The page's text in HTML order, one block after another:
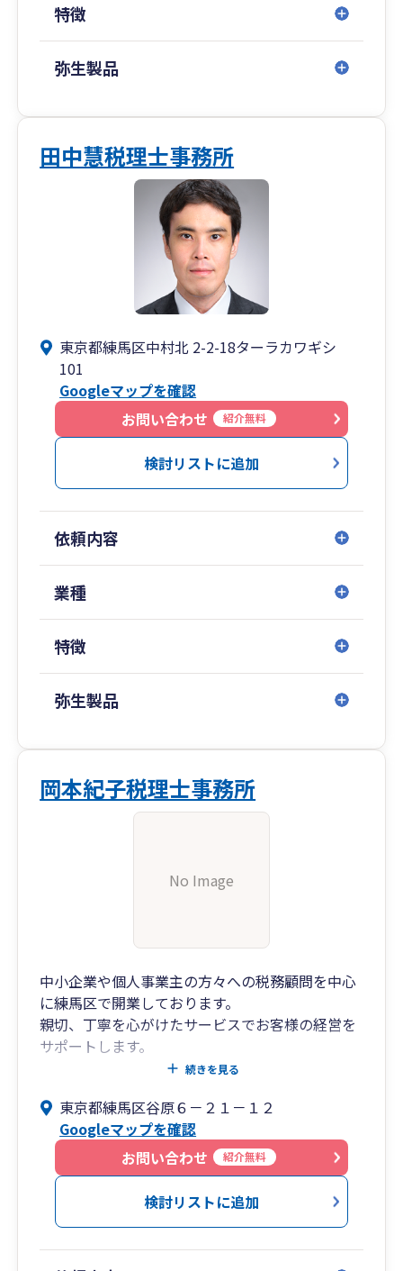
効率的よくタイムリーな会計データを作成できま
す。会計データを自社のビジネスに活用すること
で、事業のさらなる発展に資することが出来ま
しています。
３．海外取引の税務（国際税務）や、英語対応が
当事務所では海外取引に関する税務アドバイス
や、英語での税務サービスをご提供しておりま
企業規模にかかわらず、海外取引は日常的なもの
ースが増えております。
代表税理士は、外資系税理士法人での勤務経験が
あり、アメリカや欧米企業の日本子会社の税務業
務を多く行ってきました。
日常的に英語でのメールやオンライン会議を行っ
た経験があるため、英語コミュニケーションや海
外取引に関する税務（国際税務）対応が可能で
す。
特徴
弥生製品
田中慧税理士事務所
東京都練馬区中村北 2-2-18ターラカワギシ
101
Googleマップを確認
お問い合わせ
紹介無料
検討リストに追加
依頼内容
業種
特徴
弥生製品
岡本紀子税理士事務所
No Image
中小企業や個人事業主の方々への税務顧問を中心
に練馬区で開業しております。
親切、丁寧を心がけたサービスでお客様の経営を
サポートします。
税理士本人が直接お客様に対応させていただきま
どうぞお気軽にお問い合わせください。
続きを見る
東京都練馬区谷原６－２１－１２
Googleマップを確認
お問い合わせ
紹介無料
検討リストに追加